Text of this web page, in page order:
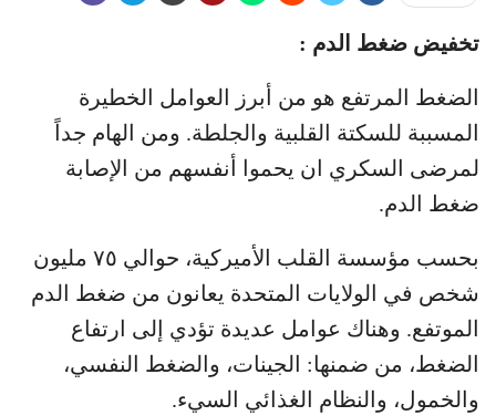
تخفيض ضغط الدم :
الضغط المرتفع هو من أبرز العوامل الخطيرة
المسببة للسكتة القلبية والجلطة. ومن الهام جداً
لمرضى السكري ان يحموا أنفسهم من الإصابة
ضغط الدم.
بحسب مؤسسة القلب الأميركية، حوالي ٧٥ مليون
شخص في الولايات المتحدة يعانون من ضغط الدم
الموتفع. وهناك عوامل عديدة تؤدي إلى ارتفاع
الضغط، من ضمنها: الجينات، والضغط النفسي،
والخمول، والنظام الغذائي السيء.